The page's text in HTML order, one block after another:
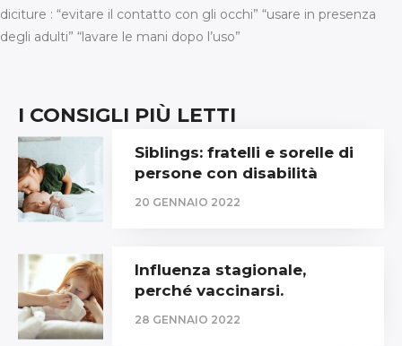
diciture : “evitare il contatto con gli occhi” “usare in presenza
degli adulti” “lavare le mani dopo l’uso”
I CONSIGLI PIÙ LETTI
Siblings: fratelli e sorelle di
persone con disabilità
20 GENNAIO 2022
Influenza stagionale,
perché vaccinarsi.
28 GENNAIO 2022